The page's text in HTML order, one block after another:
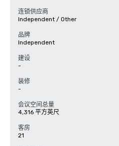
连锁供应商
Independent / Other
品牌
Independent
建设
-
装修
-
会议空间总量
4,316 平方英尺
客房
21